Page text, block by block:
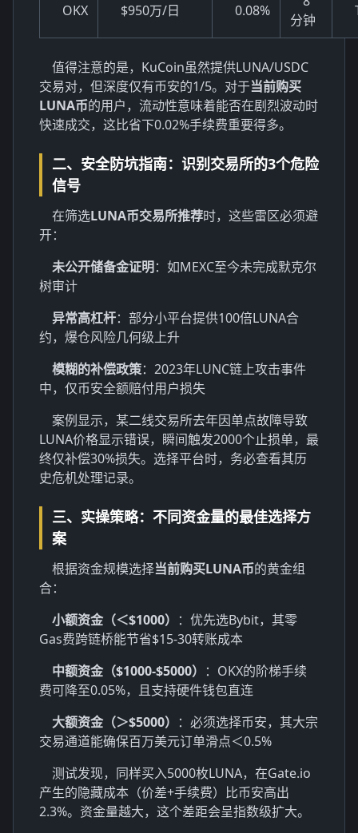
OKX $950万/日 0.08%
分钟
值得注意的是，KuCoin虽然提供LUNA/USDC
交易对，但深度仅有币安的1/5。对于当前购买
LUNA币的用户，流动性意味着能否在剧烈波动时
快速成交，这比省下0.02%手续费重要得多。
二、安全防坑指南：识别交易所的3个危险
信号
在筛选LUNA币交易所推荐时，这些雷区必须避
开：
未公开储备金证明：如MEXC至今未完成默克尔
树审计
异常高杠杆：部分小平台提供100倍LUNA合
约，爆仓风险几何级上升
模糊的补偿政策：2023年LUNC链上攻击事件
中，仅币安全额赔付用户损失
案例显示，某二线交易所去年因单点故障导致
LUNA价格显示错误，瞬间触发2000个止损单，最
终仅补偿30%损失。选择平台时，务必查看其历
史危机处理记录。
三、实操策略：不同资金量的最佳选择方
案
根据资金规模选择当前购买LUNA币的黄金组
合：
小额资金（＜$1000） ：优先选Bybit，其零
Gas费跨链桥能节省$15-30转账成本
中额资金（$1000-$5000） ：OKX的阶梯手续
费可降至0.05%，且支持硬件钱包直连
大额资金（＞$5000） ：必须选择币安，其大宗
交易通道能确保百万美元订单滑点＜0.5%
测试发现，同样买入5000枚LUNA，在Gate.io
产生的隐藏成本（价差+手续费）比币安高出
2.3%。资金量越大，这个差距会呈指数级扩大。